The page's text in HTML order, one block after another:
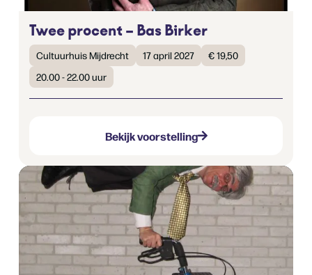
Twee procent – Bas Birker
Cultuurhuis Mijdrecht 17 april 2027
€ 19,50
20.00 - 22.00 uur
Bekijk voorstelling